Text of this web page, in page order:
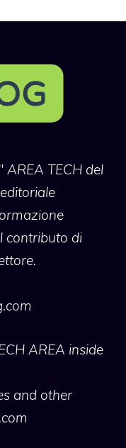
AREA TECH del
contributo di
AREA inside
and other